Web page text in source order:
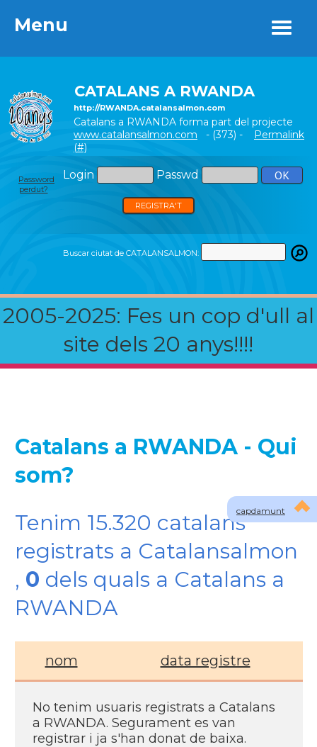
Menu
CATALANS A RWANDA
http://RWANDA.catalansalmon.com
Catalans a RWANDA forma part del projecte
www.catalansalmon.com - (373) - Permalink
(#)
Login Passwd
Password
perdut?
REGISTRA'T
Buscar ciutat de CATALANSALMON:
2005-2025: Fes un cop d'ull al
site dels 20 anys!!!!
Menu
capdamunt
Catalans a RWANDA - Qui
som?
Tenim 15.320 catalans
registrats a Catalansalmon
, 0 dels quals a Catalans a
RWANDA
nom data registre
No tenim usuaris registrats a Catalans
a RWANDA. Segurament es van
registrar i ja s'han donat de baixa.